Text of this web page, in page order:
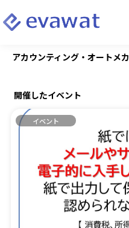
アカウンティング・オートメカ
開催したイベント
イベント